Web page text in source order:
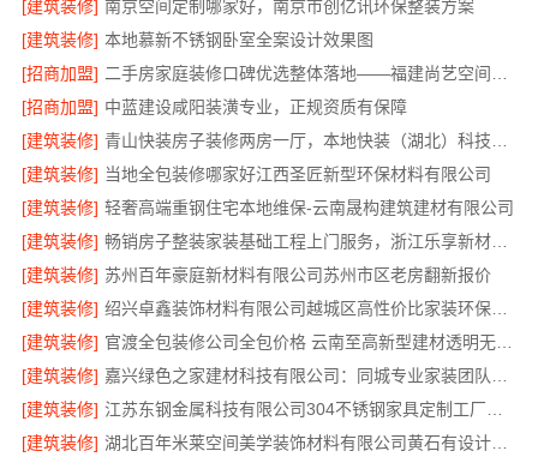
[建筑装修] 南京空间定制哪家好，南京市创亿讯环保整装方案
[建筑装修] 本地慕新不锈钢卧室全案设计效果图
[招商加盟]
[招商加盟] 中蓝建设咸阳装潢专业，正规资质有保障
[建筑装修]
[建筑装修] 当地全包装修哪家好江西圣匠新型环保材料有限公司
[建筑装修] 轻奢高端重钢住宅本地维保-云南晟构建筑建材有限公司
[建筑装修]
畅销房子整装家装基础工程上门服务，浙江乐享新材料有限公司
[建筑装修] 苏州百年豪庭新材料有限公司苏州市区老房翻新报价
[建筑装修]
绍兴卓鑫装饰材料有限公司越城区高性价比家装环保材料
[建筑装修]
官渡全包装修公司全包价格 云南至高新型建材透明无增项
[建筑装修]
[建筑装修]
[建筑装修]
湖北百年米莱空间美学装饰材料有限公司黄石有设计感实景案例